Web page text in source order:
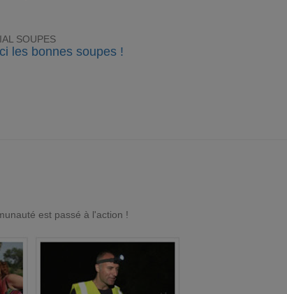
SOUPES
les bonnes soupes !
est passé à l'action !